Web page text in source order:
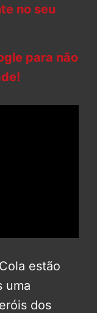
no seu
para não
estão
uma
dos